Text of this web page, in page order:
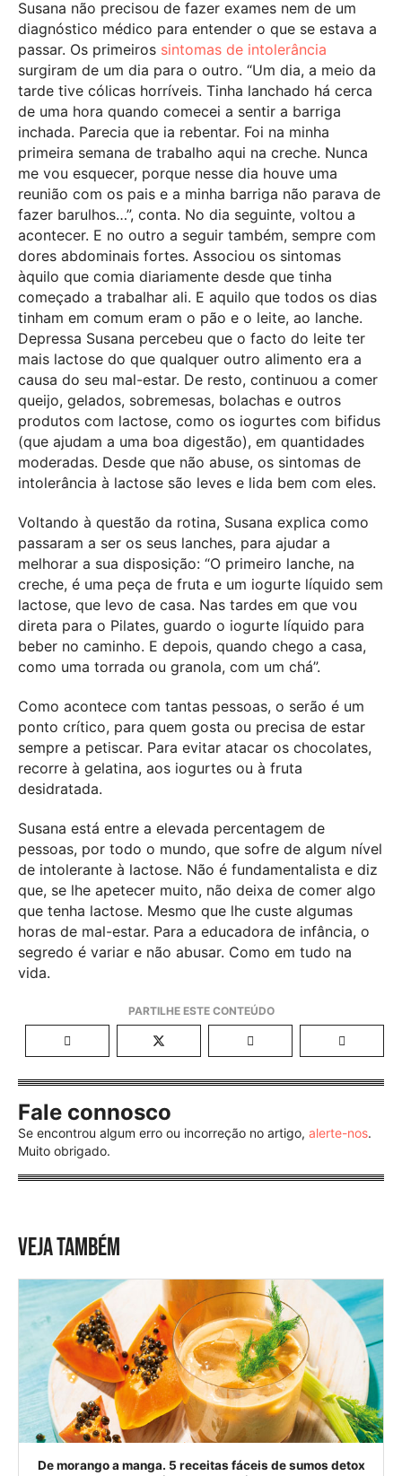
Susana não precisou de fazer exames nem de um
diagnóstico médico para entender o que se estava a
passar. Os primeiros sintomas de intolerância
surgiram de um dia para o outro. “Um dia, a meio da
tarde tive cólicas horríveis. Tinha lanchado há cerca
de uma hora quando comecei a sentir a barriga
inchada. Parecia que ia rebentar. Foi na minha
primeira semana de trabalho aqui na creche. Nunca
me vou esquecer, porque nesse dia houve uma
reunião com os pais e a minha barriga não parava de
fazer barulhos…”, conta. No dia seguinte, voltou a
acontecer. E no outro a seguir também, sempre com
dores abdominais fortes. Associou os sintomas
àquilo que comia diariamente desde que tinha
começado a trabalhar ali. E aquilo que todos os dias
tinham em comum eram o pão e o leite, ao lanche.
Depressa Susana percebeu que o facto do leite ter
mais lactose do que qualquer outro alimento era a
causa do seu mal-estar. De resto, continuou a comer
queijo, gelados, sobremesas, bolachas e outros
produtos com lactose, como os iogurtes com bifidus
(que ajudam a uma boa digestão), em quantidades
moderadas. Desde que não abuse, os sintomas de
intolerância à lactose são leves e lida bem com eles.
Voltando à questão da rotina, Susana explica como
passaram a ser os seus lanches, para ajudar a
melhorar a sua disposição: “O primeiro lanche, na
creche, é uma peça de fruta e um iogurte líquido sem
lactose, que levo de casa. Nas tardes em que vou
direta para o Pilates, guardo o iogurte líquido para
beber no caminho. E depois, quando chego a casa,
como uma torrada ou granola, com um chá”.
Como acontece com tantas pessoas, o serão é um
ponto crítico, para quem gosta ou precisa de estar
sempre a petiscar. Para evitar atacar os chocolates,
recorre à gelatina, aos iogurtes ou à fruta
desidratada.
Susana está entre a elevada percentagem de
pessoas, por todo o mundo, que sofre de algum nível
de intolerante à lactose. Não é fundamentalista e diz
que, se lhe apetecer muito, não deixa de comer algo
que tenha lactose. Mesmo que lhe custe algumas
horas de mal-estar. Para a educadora de infância, o
segredo é variar e não abusar. Como em tudo na
vida.
Fale connosco
Se encontrou algum erro ou incorreção no artigo, alerte-nos.
Muito obrigado.
VEJA TAMBÉM
De morango a manga. 5 receitas fáceis de sumos detox